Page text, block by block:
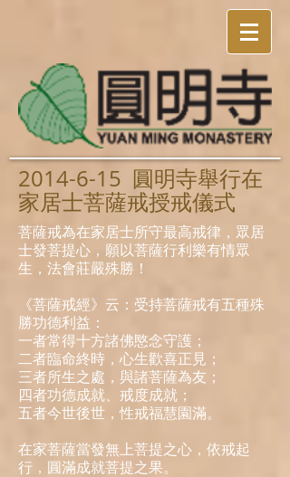
2014-6-15 圓明寺舉行在
家居士菩薩戒授戒儀式
菩薩戒為在家居士所守最高戒律，眾居
士發菩提心，願以菩薩行利樂有情眾
生，法會莊嚴殊勝！
《菩薩戒經》云：受持菩薩戒有五種殊
勝功德利益：
一者常得十方諸佛愍念守護；
二者臨命終時，心生歡喜正見；
三者所生之處，與諸菩薩為友；
四者功德成就、戒度成就；
五者今世後世，性戒福慧園滿。
在家菩薩當發無上菩提之心，依戒起
行，圓滿成就菩提之果。